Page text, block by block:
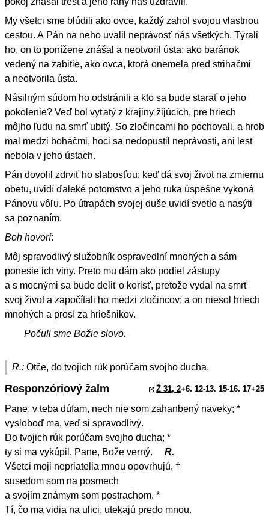
My všetci sme blúdili ako ovce, každý zahol svojou vlastnou
cestou. A Pán na neho uvalil neprávosť nás všetkých. Týrali
ho, on to ponížene znášal a neotvoril ústa; ako baránok
vedený na zabitie, ako ovca, ktorá onemela pred strihačmi
a neotvorila ústa.
Násilným súdom ho odstránili a kto sa bude starať o jeho
pokolenie? Veď bol vyťatý z krajiny žijúcich, pre hriech
môjho ľudu na smrť ubitý. So zločincami ho pochovali, a hrob
mal medzi boháčmi, hoci sa nedopustil neprávosti, ani lesť
nebola v jeho ústach.
Pán dovolil zdrviť ho slabosťou; keď dá svoj život na zmiernu
obetu, uvidí ďaleké potomstvo a jeho ruka úspešne vykoná
Pánovu vôľu. Po útrapách svojej duše uvidí svetlo a nasýti
sa poznaním.
Boh hovorí:
Môj spravodlivý služobník ospravedlní mnohých a sám
ponesie ich viny. Preto mu dám ako podiel zástupy
a s mocnými sa bude deliť o korisť, pretože vydal na smrť
svoj život a započítali ho medzi zločincov; a on niesol hriech
mnohých a prosí za hriešnikov.
Počuli sme Božie slovo.
R.: Otče, do tvojich rúk porúčam svojho ducha.
Responzóriový žalm Ž 31, 2+6. 12-13. 15-16. 17+25
Pane, v teba dúfam, nech nie som zahanbený naveky; *
vysloboď ma, veď si spravodlivý.
Do tvojich rúk porúčam svojho ducha; *
ty si ma vykúpil, Pane, Bože verný.
R.
Všetci moji nepriatelia mnou opovrhujú, †
susedom som na posmech
a svojim známym som postrachom. *
Tí, čo ma vidia na ulici, utekajú predo mnou.